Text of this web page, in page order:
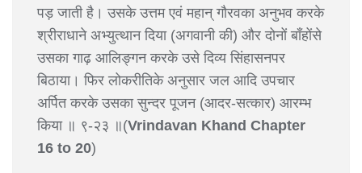
पड़ जाती है। उसके उत्तम एवं महान् गौरवका अनुभव करके
श्रीराधाने अभ्युत्थान दिया (अगवानी की) और दोनों बाँहोंसे
उसका गाढ़ आलिङ्गन करके उसे दिव्य सिंहासनपर
बिठाया। फिर लोकरीतिके अनुसार जल आदि उपचार
अर्पित करके उसका सुन्दर पूजन (आदर-सत्कार) आरम्भ
किया ॥ ९-२३ ॥(Vrindavan Khand Chapter
16 to 20)